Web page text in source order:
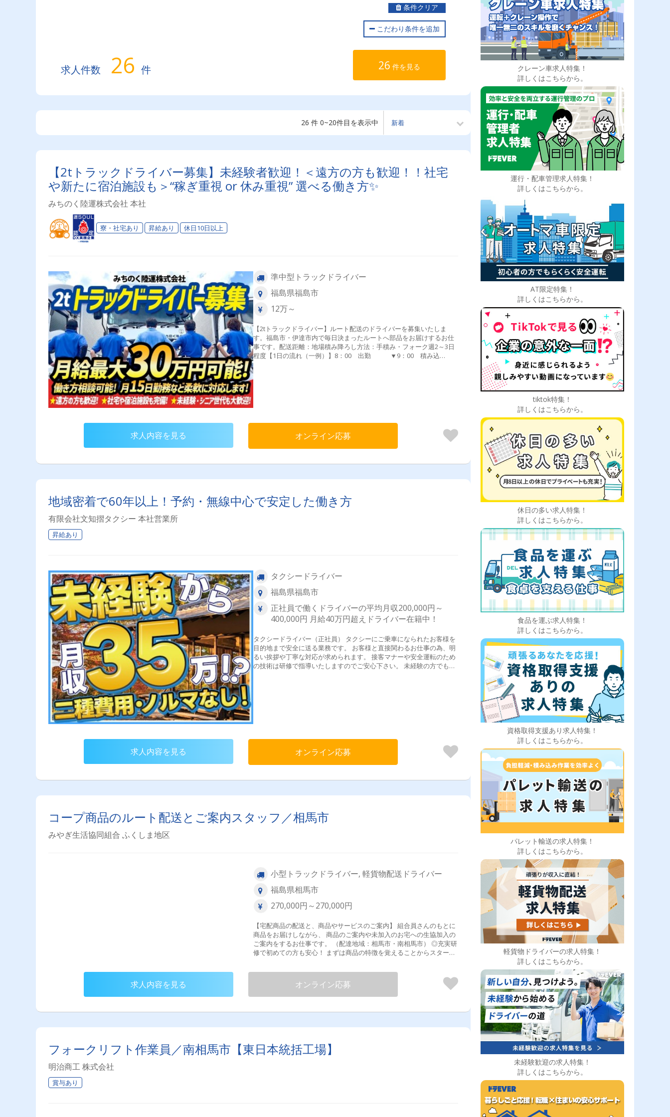
条件クリア
こだわり条件を追加
求人件数 26 件 26 件を見る
26 件 0~20件目を表示中
【2tトラックドライバー募集】未経験者歓迎！＜遠方の方も歓迎！！社宅
や新たに宿泊施設も＞“稼ぎ重視 or 休み重視” 選べる働き方✨
みちのく陸運株式会社 本社
寮・社宅あり 昇給あり 休日10日以上
準中型トラックドライバー
福島県福島市
12万～
【2tトラックドライバー】ルート配送のドライバーを募集いたしま
す。福島市・伊達市内で毎日決まったルートへ部品をお届けするお仕
事です。配送距離：地場積み降ろし方法：手積み・フォーク週2～3日
程度【1日の流れ（一例）】8：00 出勤 ▼9：00 積み込
み ▼9：30 出発 ▼福島市・伊達市 ▼12：00 お
昼 ▼13：30 出発 ▼福島市・伊達市 ▼17：00 帰
社
求人内容を見る オンライン応募
地域密着で60年以上！予約・無線中心で安定した働き方
有限会社文知摺タクシー 本社営業所
昇給あり
タクシードライバー
福島県福島市
正社員で働くドライバーの平均月収200,000円～
400,000円 月給40万円超えドライバー在籍中！
タクシードライバー（正社員） タクシーにご乗車になられたお客様を
目的地まで安全に送る業務です。 お客様と直接関わるお仕事の為、明
るい挨拶や丁寧な対応が求められます。 接客マナーや安全運転のため
の技術は研修で指導いたしますのでご安心下さい。 未経験の方でも、
求人内容を見る オンライン応募
コープ商品のルート配送とご案内スタッフ／相馬市
みやぎ生活協同組合 ふくしま地区
小型トラックドライバー, 軽貨物配送ドライバー
福島県相馬市
270,000円～270,000円
【宅配商品の配送と、商品やサービスのご案内】 組合員さんのもとに
商品をお届けしながら、 商品のご案内や未加入のお宅への生協加入の
ご案内をするお仕事です。 （配達地域：相馬市・南相馬市） ◎充実研
修で初めての方も安心！ まずは商品の特徴を覚えることからスタート
ちが、きちんとフォローしますのでご安心下さい ね。 変更の範囲：な
求人内容を見る オンライン応募
フォークリフト作業員／南相馬市【東日本統括工場】
明治商工 株式会社
賞与あり
クレーン車求人特集！
詳しくはこちらから。
運行・配車管理求人特集！
詳しくはこちらから。
AT限定特集！
詳しくはこちらから。
tiktok特集！
詳しくはこちらから。
休日の多い求人特集！
詳しくはこちらから。
食品を運ぶ求人特集！
詳しくはこちらから。
資格取得支援あり求人特集！
詳しくはこちらから。
パレット輸送の求人特集！
詳しくはこちらから。
軽貨物ドライバーの求人特集！
詳しくはこちらから。
未経験歓迎の求人特集！
詳しくはこちらから。